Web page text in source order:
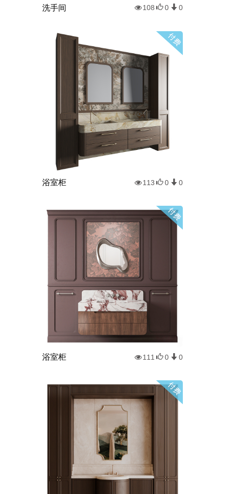
洗手间 108 0 0
浴室柜 113 0 0
浴室柜 111 0 0